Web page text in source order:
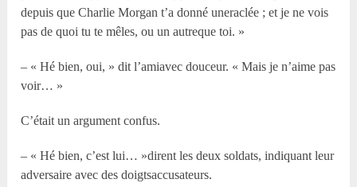
depuis que Charlie Morgan t’a donné uneraclée ; et je ne vois
pas de quoi tu te mêles, ou un autreque toi. »
– « Hé bien, oui, » dit l’amiavec douceur. « Mais je n’aime pas
voir… »
C’était un argument confus.
– « Hé bien, c’est lui… »dirent les deux soldats, indiquant leur
adversaire avec des doigtsaccusateurs.